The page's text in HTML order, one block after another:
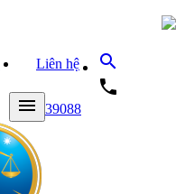
Liên hệ
search
local_phone
0988939088
menu